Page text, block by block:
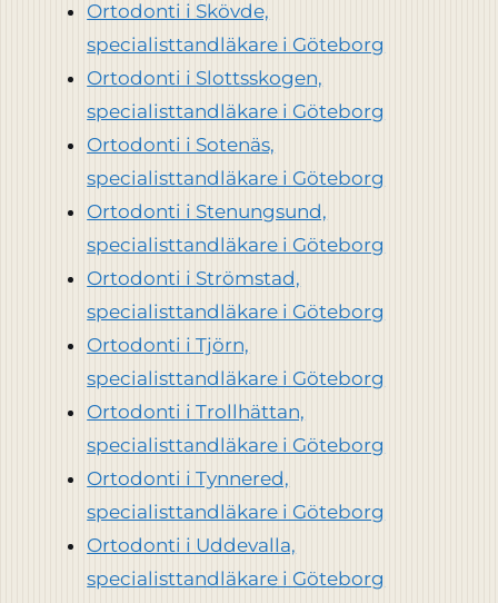
Ortodonti i Skövde,
specialisttandläkare i Göteborg
Ortodonti i Slottsskogen,
specialisttandläkare i Göteborg
Ortodonti i Sotenäs,
specialisttandläkare i Göteborg
Ortodonti i Stenungsund,
specialisttandläkare i Göteborg
Ortodonti i Strömstad,
specialisttandläkare i Göteborg
Ortodonti i Tjörn,
specialisttandläkare i Göteborg
Ortodonti i Trollhättan,
specialisttandläkare i Göteborg
Ortodonti i Tynnered,
specialisttandläkare i Göteborg
Ortodonti i Uddevalla,
specialisttandläkare i Göteborg